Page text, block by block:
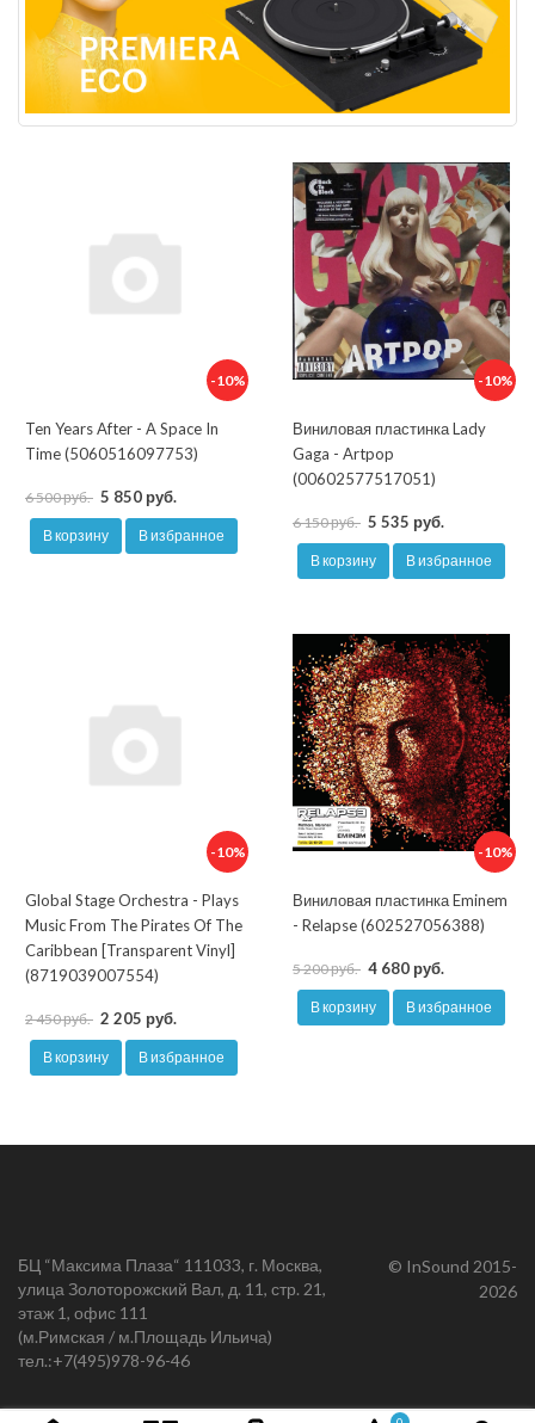
-10%
Ten Years After - A Space In
Time (5060516097753)
6 500 руб. 5 850 руб.
В корзину В избранное
-10%
Виниловая пластинка Lady
Gaga - Artpop
(00602577517051)
6 150 руб. 5 535 руб.
В корзину В избранное
-10%
Global Stage Orchestra - Plays
Music From The Pirates Of The
Caribbean [Transparent Vinyl]
(8719039007554)
2 450 руб. 2 205 руб.
В корзину В избранное
-10%
Виниловая пластинка Eminem
- Relapse (602527056388)
5 200 руб. 4 680 руб.
В корзину В избранное
БЦ “Максима Плаза“ 111033, г. Москва,
улица Золоторожский Вал, д. 11, стр. 21,
этаж 1, офис 111
(м.Римская / м.Площадь Ильича)
тел.:+7(495)978-96-46
© InSound 2015-
2026